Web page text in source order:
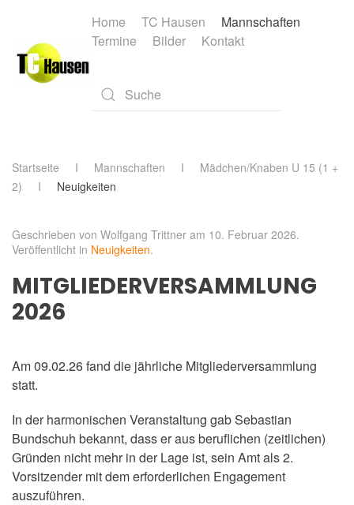
Skip to main content
Home TC Hausen
Mannschaften
Termine
Bilder Kontakt
Startseite Mannschaften
Mädchen/Knaben U 15 (1 +
2)
Neuigkeiten
Geschrieben von Wolfgang Trittner am 10. Februar 2026.
Veröffentlicht in Neuigkeiten.
MITGLIEDERVERSAMMLUNG
2026
Am 09.02.26 fand die jährliche Mitgliederversammlung
statt.
In der harmonischen Veranstaltung gab Sebastian
Bundschuh bekannt, dass er aus beruflichen (zeitlichen)
Gründen nicht mehr in der Lage ist, sein Amt als 2.
Vorsitzender mit dem erforderlichen Engagement
auszuführen.